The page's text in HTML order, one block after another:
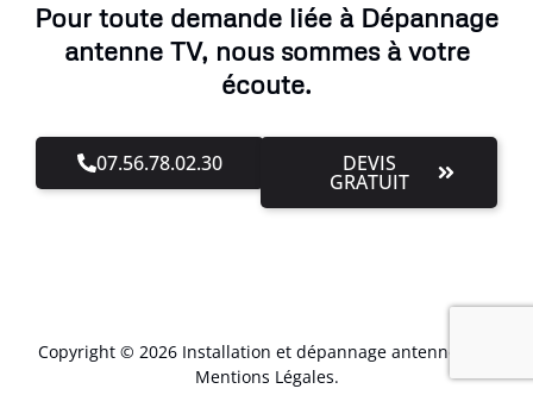
Pour toute demande liée à Dépannage
antenne TV, nous sommes à votre
écoute.
07.56.78.02.30 DEVIS
GRATUIT
Copyright © 2026 Installation et dépannage antenne TV –
Mentions Légales.